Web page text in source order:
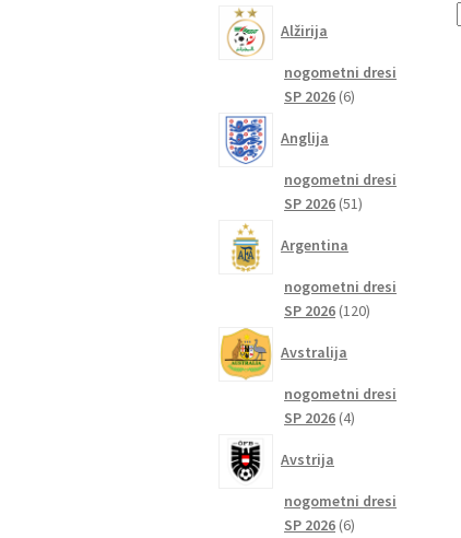
izdelkov
Alžirija
nogometni dresi
SP 2026 66
Anglija
nogometni dresi
SP 2026 5151
Argentina
nogometni dresi
SP 2026 120120
Avstralija
nogometni dresi
SP 2026 44
Avstrija
nogometni dresi
SP 2026 66